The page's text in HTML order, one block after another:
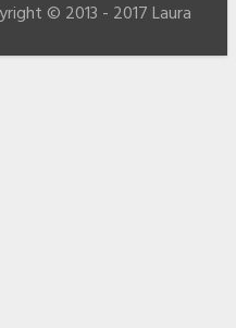
© 2013 - 2017 Laura